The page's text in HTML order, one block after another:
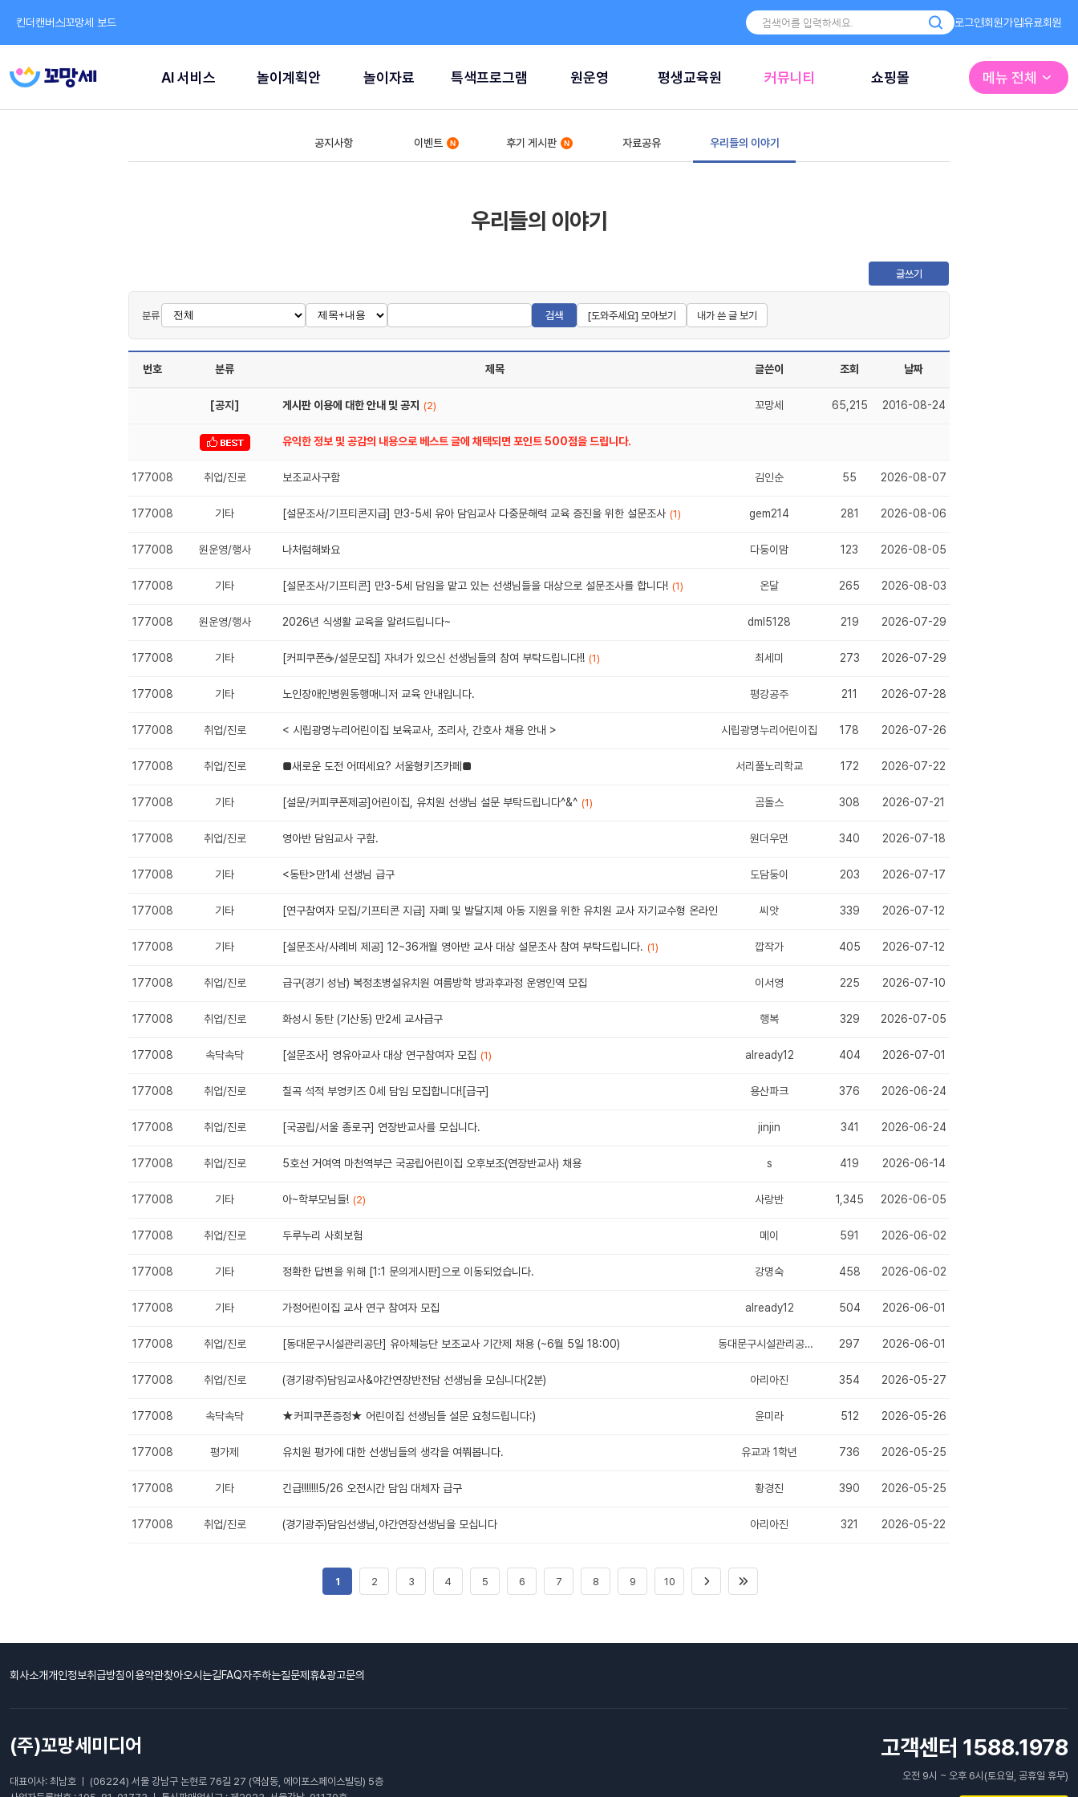
킨더캔버스꼬망세 보드 로그인회원가입유료회원
AI 서비스 놀이계획안 놀이자료 특색프로그램 원운영 평생교육원 커뮤니티 쇼핑몰 메뉴 전체
공지사항 이벤트 후기 게시판 자료공유 우리들의 이야기
우리들의 이야기
글쓰기
분류 검색 [도와주세요] 모아보기 내가 쓴 글 보기
번호 분류 제목 글쓴이 조회 날짜
[공지] 게시판 이용에 대한 안내 및 공지 (2) 꼬망세 65,215 2016-08-24
유익한 정보 및 공감의 내용으로 베스트 글에 채택되면 포인트 500점을 드립니다.
177008 취업/진로 보조교사구함 김인순 55 2026-08-07
177008 기타 [설문조사/기프티콘지급] 만3-5세 유아 담임교사 다중문해력 교육 증진을 위한 설문조사 (1) gem214 281 2026-08-06
177008 원운영/행사 나처럼해봐요 다둥이맘 123 2026-08-05
177008 기타 [설문조사/기프티콘] 만3-5세 담임을 맡고 있는 선생님들을 대상으로 설문조사를 합니다! (1) 온달 265 2026-08-03
177008 원운영/행사 2026년 식생활 교육을 알려드립니다~ dml5128 219 2026-07-29
177008 기타 [커피쿠폰☕️/설문모집] 자녀가 있으신 선생님들의 참여 부탁드립니다!! (1) 최세미 273 2026-07-29
177008 기타 노인장애인병원동행매니저 교육 안내입니다. 평강공주 211 2026-07-28
177008 취업/진로 < 시립광명누리어린이집 보육교사, 조리사, 간호사 채용 안내 > 시립광명누리어린이집 178 2026-07-26
177008 취업/진로 ■새로운 도전 어떠세요? 서울형키즈카페■ 서리풀노리학교 172 2026-07-22
177008 기타 [설문/커피쿠폰제공]어린이집, 유치원 선생님 설문 부탁드립니다^&^ (1) 곰돌스 308 2026-07-21
177008 취업/진로 영아반 담임교사 구함. 원더우먼 340 2026-07-18
177008 기타 <동탄>만1세 선생님 급구 도담둥이 203 2026-07-17
177008 기타 [연구참여자 모집/기프티콘 지급] 자폐 및 발달지체 아동 지원을 위한 유치원 교사 자기교수형 온라인 중재 프로그램 ♡
씨앗 339 2026-07-12
177008 기타 [설문조사/사례비 제공] 12~36개월 영아반 교사 대상 설문조사 참여 부탁드립니다. (1) 깝작가 405 2026-07-12
177008 취업/진로 급구(경기 성남) 복정초병설유치원 여름방학 방과후과정 운영인역 모집 이서영 225 2026-07-10
177008 취업/진로 화성시 동탄 (기산동) 만2세 교사급구 행복 329 2026-07-05
177008 속닥속닥 [설문조사] 영유아교사 대상 연구참여자 모집 (1) already12 404 2026-07-01
177008 취업/진로 칠곡 석적 부영키즈 0세 담임 모집합니다![급구] 용산파크 376 2026-06-24
177008 취업/진로 [국공립/서울 종로구] 연장반교사를 모십니다. jinjin 341 2026-06-24
177008 취업/진로 5호선 거여역 마천역부근 국공립어린이집 오후보조(연장반교사) 채용 s 419 2026-06-14
177008 기타 아~학부모님들! (2) 사랑반 1,345 2026-06-05
177008 취업/진로 두루누리 사회보험 메이 591 2026-06-02
177008 기타 정확한 답변을 위해 [1:1 문의게시판]으로 이동되었습니다. 강명숙 458 2026-06-02
177008 기타 가정어린이집 교사 연구 참여자 모집 already12 504 2026-06-01
177008 취업/진로 [동대문구시설관리공단] 유아체능단 보조교사 기간제 채용 (~6월 5일 18:00) 동대문구시설관리공단 채용 297 2026-06-01
177008 취업/진로 (경기광주)담임교사&야간연장반전담 선생님을 모십니다(2분) 아리아진 354 2026-05-27
177008 속닥속닥 ★커피쿠폰증정★ 어린이집 선생님들 설문 요청드립니다:) 윤미라 512 2026-05-26
177008 평가제 유치원 평가에 대한 선생님들의 생각을 여쭤봅니다. 유교과 1학년 736 2026-05-25
177008 기타 긴급!!!!!!!5/26 오전시간 담임 대체자 급구 황경진 390 2026-05-25
177008 취업/진로 (경기광주)담임선생님,야간연장선생님을 모십니다 아리아진 321 2026-05-22
1 2 3 4 5 6 7 8 9 10
회사소개개인정보취급방침이용약관찾아오시는길FAQ자주하는질문제휴&광고문의
(주)꼬망세미디어
대표이사: 최남호 ㅣ (06224) 서울 강남구 논현로 76길 27 (역삼동, 에이포스페이스빌딩) 5층
고객센터 1588.1978
오전 9시 ~ 오후 6시(토요일, 공휴일 휴무)